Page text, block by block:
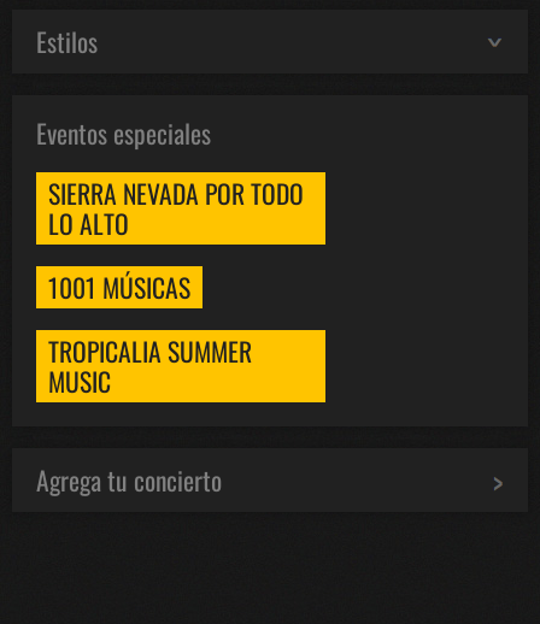
Estilos
Eventos especiales
SIERRA NEVADA POR TODO
LO ALTO
1001 MÚSICAS
TROPICALIA SUMMER
MUSIC
Agrega tu concierto